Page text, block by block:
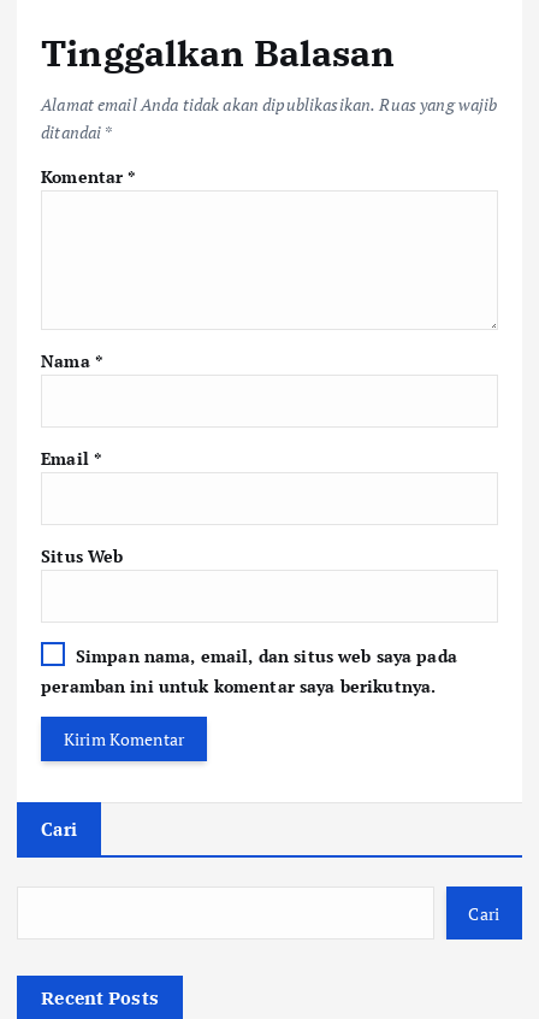
Tinggalkan Balasan
Alamat email Anda tidak akan dipublikasikan. Ruas yang wajib
ditandai *
Komentar*
Nama *
Email *
Situs Web
Simpan nama, email, dan situs web saya pada
peramban ini untuk komentar saya berikutnya.
Cari
Cari
Recent Posts